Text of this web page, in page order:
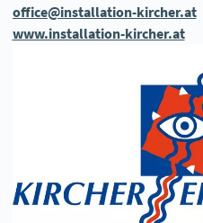
office@installation-kircher.at
www.installation-kircher.at